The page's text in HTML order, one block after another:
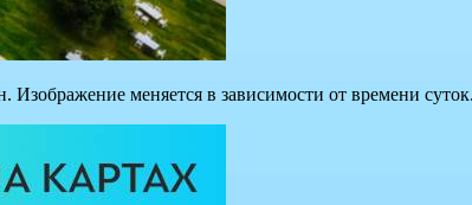
меняется в зависимости от времени